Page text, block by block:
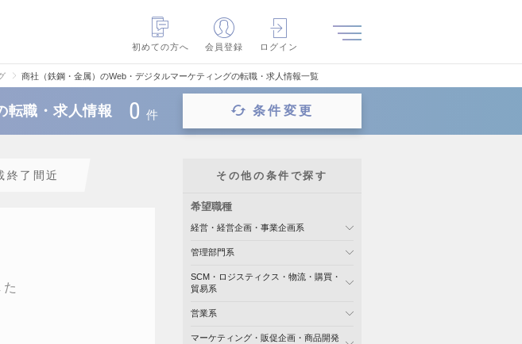
初めての方へ
会員登録 ログイン
商社（鉄鋼・金属）のWeb・デジタルマーケティングの転職・求人情報一覧
転職・求人情報 0 件 条件変更
終了間近 その他の条件で探す
希望職種
経営・経営企画・事業企画系
管理部門系
SCM・ロジスティクス・物流・購買・
貿易系
営業系
マーケティング・販促企画・商品開発